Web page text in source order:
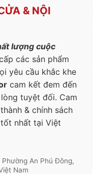
& NỘI
lượng cuộc
các sản phẩm
yêu cầu khắc khe
cam kết đem đến
tuyệt đối. Cam
& chính sách
nhất tại Việt
An Phú Đông,
Nam